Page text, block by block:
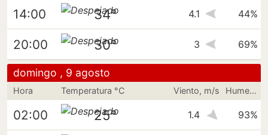
14:00 34° 4.1 44%
20:00 30° 3 69%
domingo , 9 agosto
Hora Temperatura °C Viento, m/s Humedad
02:00 25° 1.4 93%